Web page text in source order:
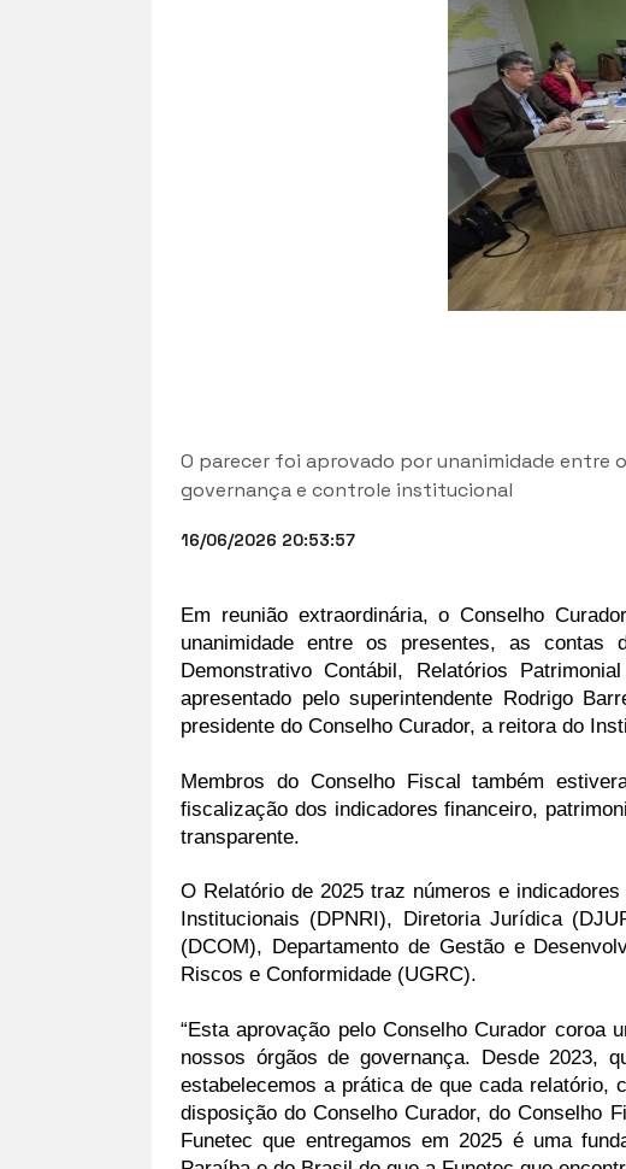
O parecer foi aprovado por unanimidade
governança e controle institucional
16/06/2026 20:53:57
Em reunião extraordinária, o Conselho
unanimidade entre os presentes, as contas
Demonstrativo Contábil, Relatórios
apresentado pelo superintendente Rodrigo
presidente do Conselho Curador, a reitora do
Membros do Conselho Fiscal também
fiscalização dos indicadores financeiro,
transparente.
O Relatório de 2025 traz números e
Institucionais (DPNRI), Diretoria Jurídica
(DCOM), Departamento de Gestão e
Riscos e Conformidade (UGRC).
“Esta aprovação pelo Conselho Curador coroa
nossos órgãos de governança. Desde 2023,
estabelecemos a prática de que cada relatório,
disposição do Conselho Curador, do Conselho
Funetec que entregamos em 2025 é uma